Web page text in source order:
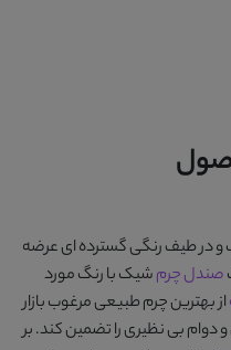
در طیف رنگی گسترده ای عرضه
چرمشیک با رنگ مورد
بهترین چرم طبیعی مرغوب بازار
بی نظیری را تضمین کند. بر